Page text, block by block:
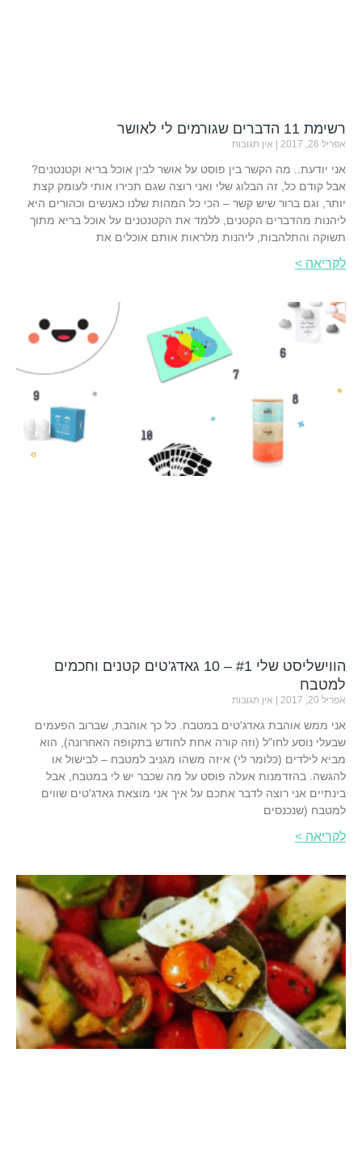
רשימת 11 הדברים שגורמים לי לאושר
אפריל 26, 2017 אין תגובות
אני יודעת.. מה הקשר בין פוסט על אושר לבין אוכל בריא וקטנטנים?
אבל קודם כל, זה הבלוג שלי ואני רוצה שגם תכירו אותי לעומק קצת
יותר, וגם ברור שיש קשר – הכי כל המהות שלנו כאנשים וכהורים היא
ליהנות מהדברים הקטנים, ללמד את הקטנטנים על אוכל בריא מתוך
תשוקה והתלהבות, ליהנות מלראות אותם אוכלים את
לקריאה >
הווישליסט שלי #1 – 10 גאדג'טים קטנים וחכמים
למטבח
אפריל 20, 2017 אין תגובות
אני ממש אוהבת גאדג'טים במטבח. כל כך אוהבת, שברוב הפעמים
שבעלי נוסע לחו"ל (וזה קורה אחת לחודש בתקופה האחרונה), הוא
מביא לילדים (כלומר לי) איזה משהו מגניב למטבח – לבישול או
להגשה. בהזדמנות אעלה פוסט על מה שכבר יש לי במטבח, אבל
בינתיים אני רוצה לדבר אתכם על איך אני מוצאת גאדג'טים שווים
למטבח (שנכנסים
לקריאה >